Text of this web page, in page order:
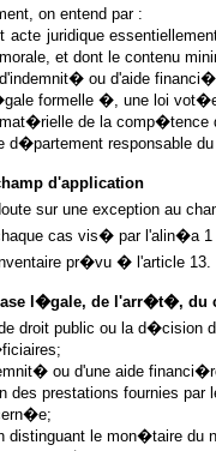
on entend par :
juridique
et dont le contenu
ou d'aide
formelle �, une loi vot�e
de la comp�tence
responsable du
d'application
sur une exception au
cas vis� par l'alin�a 1
pr�vu � l'article 13.
l�gale, de l'arr�t�, du
droit public ou la d�cision
ou d'une aide
prestations fournies
le mon�taire du